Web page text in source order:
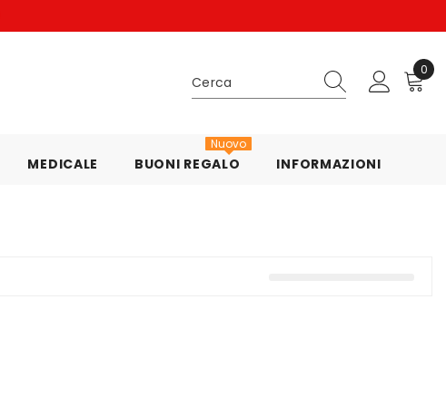
0
0
MEDICALE BUONI REGALO
Nuovo
INFORMAZIONI